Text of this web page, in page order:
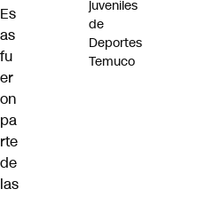
Es
as
fu
er
on
pa
rte
de
las
juveniles
de
Deportes
Temuco